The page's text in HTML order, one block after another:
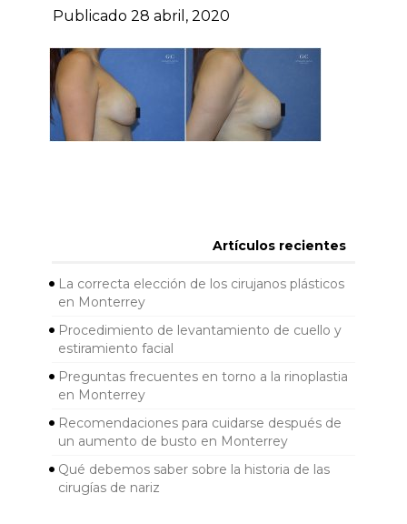
Publicado 28 abril, 2020
Artículos recientes
La correcta elección de los cirujanos plásticos
en Monterrey
Procedimiento de levantamiento de cuello y
estiramiento facial
Preguntas frecuentes en torno a la rinoplastia
en Monterrey
Recomendaciones para cuidarse después de
un aumento de busto en Monterrey
Qué debemos saber sobre la historia de las
cirugías de nariz